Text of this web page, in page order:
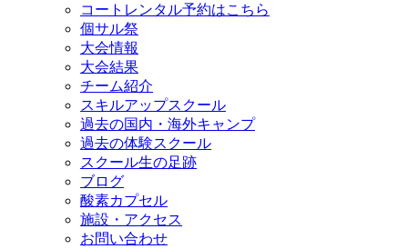
コートレンタル予約はこちら
個サル祭
大会情報
大会結果
チーム紹介
スキルアップスクール
過去の国内・海外キャンプ
過去の体験スクール
スクール生の足跡
ブログ
酸素カプセル
施設・アクセス
お問い合わせ